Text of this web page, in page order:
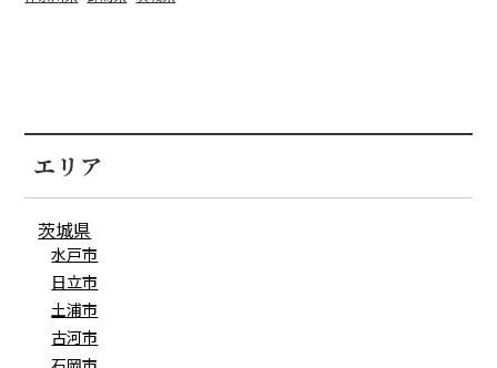
エリア
茨城県
水戸市
日立市
土浦市
古河市